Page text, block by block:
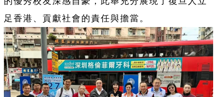
足香港、貢獻社會的責任與擔當。